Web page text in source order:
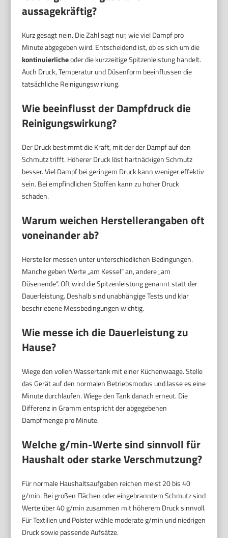
aussagekräftig?
Kurz gesagt nein. Die Zahl sagt nur, wie viel Dampf pro
Minute abgegeben wird. Entscheidend ist, ob es sich um die
kontinuierlicheoder die kurzzeitige Spitzenleistung handelt.
Auch Druck, Temperatur und Düsenform beeinflussen die
tatsächliche Reinigungswirkung.
Wie beeinflusst derDampfdruckdie
Reinigungswirkung?
Der Druck bestimmt die Kraft, mit der der Dampf auf den
Schmutz trifft. Höherer Druck löst hartnäckigen Schmutz
besser. Viel Dampf bei geringem Druck kann weniger effektiv
sein. Bei empfindlichen Stoffen kann zu hoher Druck
schaden.
Warum weichen Herstellerangaben oft
voneinander ab?
Hersteller messen unter unterschiedlichen Bedingungen.
Manche geben Werte „am Kessel“ an, andere „am
Düsenende“. Oft wird die Spitzenleistung genannt statt der
Dauerleistung. Deshalb sind unabhängige Tests und klar
beschriebene Messbedingungen wichtig.
Wie messe ich die Dauerleistung zu
Hause?
Wiege den vollen Wassertank mit einer Küchenwaage. Stelle
das Gerät auf den normalen Betriebsmodus und lasse es eine
Minute durchlaufen. Wiege den Tank danach erneut. Die
Differenz in Gramm entspricht der abgegebenen
Dampfmenge pro Minute.
Welche g/min-Werte sind sinnvoll für
Haushalt oder starke Verschmutzung?
Für normale Haushaltsaufgaben reichen meist 20 bis 40
g/min. Bei großen Flächen oder eingebranntem Schmutz sind
Werte über 40 g/min zusammen mit höherem Druck sinnvoll.
Für Textilien und Polster wähle moderate g/min und niedrigen
Druck sowie passende Aufsätze.